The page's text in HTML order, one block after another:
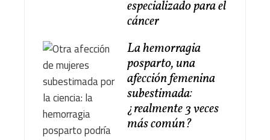
especializado para el
cáncer
La hemorragia
posparto, una
afección femenina
subestimada:
¿realmente 3 veces
más común?